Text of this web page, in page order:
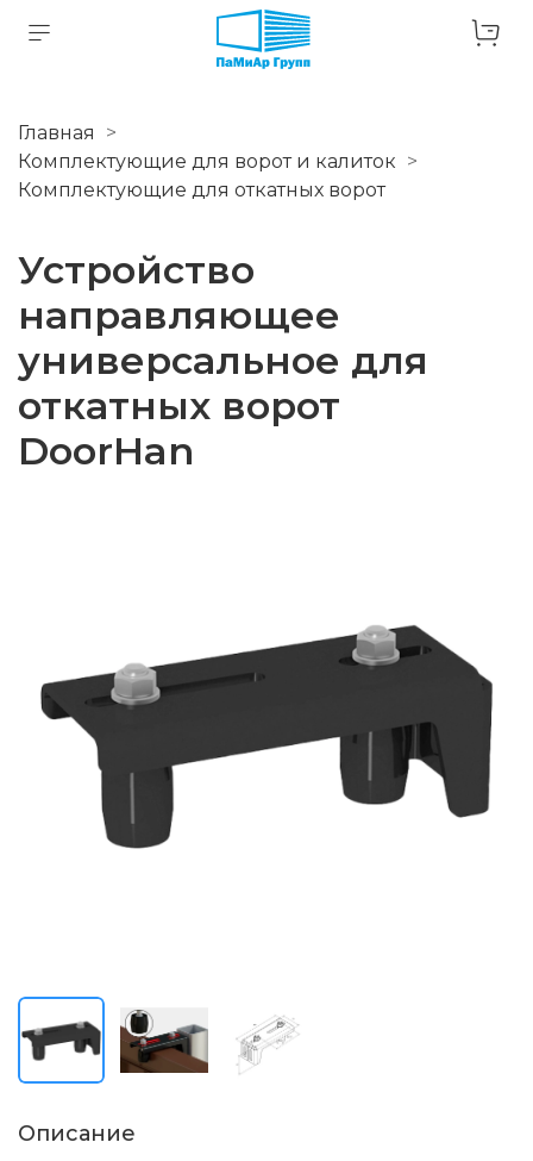
Главная
Комплектующие для ворот и калиток
Комплектующие для откатных ворот
Устройство
направляющее
универсальное для
откатных ворот
DoorHan
Описание